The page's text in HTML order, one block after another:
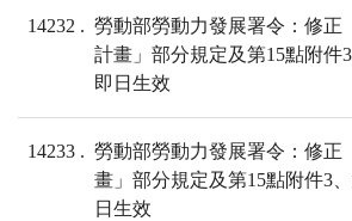
14232
勞動部勞動力發展署令：修正
計畫」部分規定及第15點附件
即日生效
14233
勞動部勞動力發展署令：修正
畫」部分規定及第15點附件3
日生效